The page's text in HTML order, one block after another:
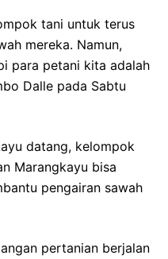
tani untuk terus
mereka. Namun,
para petani kita adalah
Dalle pada Sabtu
datang, kelompok
Marangkayu bisa
pengairan sawah
pertanian berjalan